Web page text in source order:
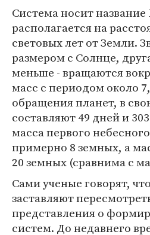
Система носит название
располагается на
световых лет от Земли.
размером с Солнце,
меньше - вращаются
масс с периодом около
обращения планет, в
составляют 49 дней и
масса первого
примерно 8 земных, а
20 земных (сравнима с
Сами ученые говорят,
заставляют
представления о
систем. До недавнего